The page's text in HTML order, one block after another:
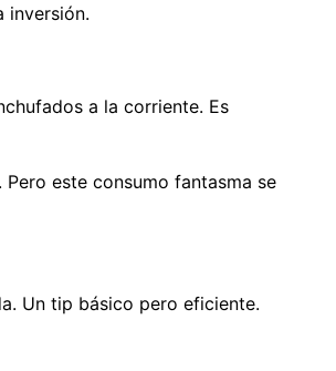
inversión.
a la corriente. Es
este consumo fantasma se
Un tip básico pero eficiente.